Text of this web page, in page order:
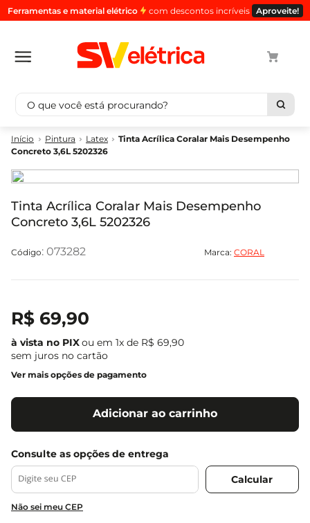
Ferramentas e material elétrico com descontos incríveis Aproveite!
O que você está procurando?
Pintura Latex
Tinta Acrílica Coralar Mais Desempenho
Concreto 3,6L 5202326
Tinta Acrílica Coralar Mais Desempenho
Concreto 3,6L 5202326
: 073282 Marca: CORAL
R$ 69,90
ou em 1x de R$ 69,90
sem juros no cartão
Ver mais opções de pagamento
Adicionar ao carrinho
Não sei meu CEP
Termos mais buscados
cabo
2º
luminaria
3º
tomada
4º
cabo pp
4